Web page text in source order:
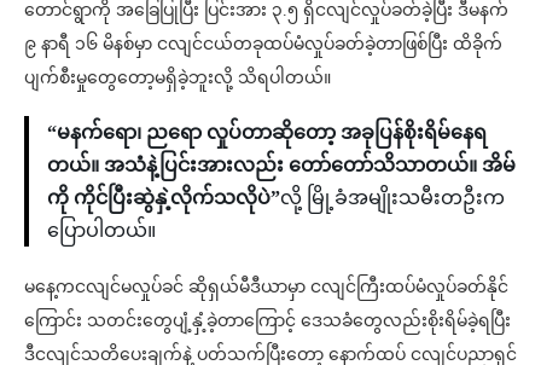
တောင်ရွာကို အခြေပြုပြီး ပြင်းအား ၃.၅ ရှိငလျင်လှုပ်ခတ်ခဲ့ပြီး ဒီမနက်
၉ နာရီ ၁၆ မိနစ်မှာ ငလျင်ငယ်တခုထပ်မံလှုပ်ခတ်ခဲ့တာဖြစ်ပြီး ထိခိုက်
ပျက်စီးမှုတွေတော့မရှိခဲ့ဘူးလို့ သိရပါတယ်။
“မနက်ရော၊ ညရော လှုပ်တာဆိုတော့ အခုပြန်စိုးရိမ်နေရ
တယ်။ အသံနဲ့ပြင်းအားလည်း တော်တော်သိသာတယ်။ အိမ်
ကို ကိုင်ပြီးဆွဲနှဲ့လိုက်သလိုပဲ”လို့ မြို့ခံအမျိုးသမီးတဦးက
ပြောပါတယ်။
မနေ့ကငလျင်မလှုပ်ခင် ဆိုရှယ်မီဒီယာမှာ ငလျင်ကြီးထပ်မံလှုပ်ခတ်နိုင်
ကြောင်း သတင်းတွေပျံ့နှံ့ခဲ့တာကြောင့် ဒေသခံတွေလည်းစိုးရိမ်ခဲ့ရပြီး
ဒီငလျင်သတိပေးချက်နဲ့ ပတ်သက်ပြီးတော့ နောက်ထပ် ငလျင်ပညာရှင်